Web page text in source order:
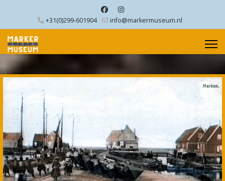
+31(0)299-601904 info@markermuseum.nl